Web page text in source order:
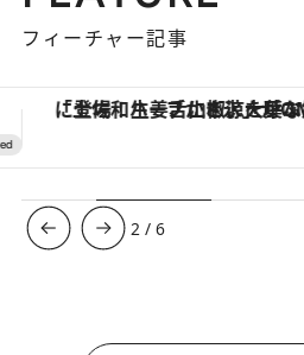
フィーチャー記事
【銀座で出合う最旬美容】美髪ケアや上質な眠り…セルフケアのアップデートから、特別な名入れギフトまで。大
3 /6